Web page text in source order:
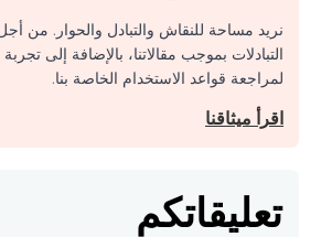
نريد مساحة للنقاش والتبادل والحوار. من
التبادلات بموجب مقالاتنا، بالإضافة إلى
لمراجعة قواعد الاستخدام الخاصة بنا.
اقرأ ميثاقنا
تعليقاتكم